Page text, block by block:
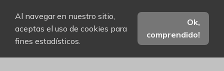
Al navegar en nuestro sitio,
aceptas el uso de cookies para
fines estadísticos.
Ok,
comprendido!